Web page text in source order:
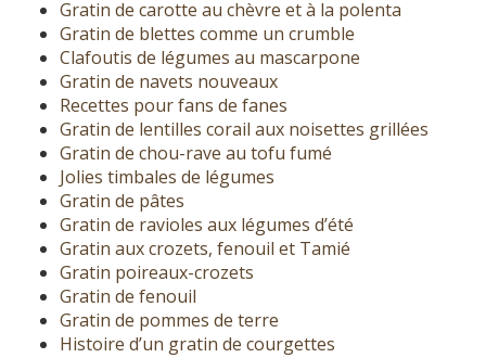
Gratin de carotte au chèvre et à la polenta
Gratin de blettes comme un crumble
Clafoutis de légumes au mascarpone
Gratin de navets nouveaux
Recettes pour fans de fanes
Gratin de lentilles corail aux noisettes grillées
Gratin de chou-rave au tofu fumé
Jolies timbales de légumes
Gratin de pâtes
Gratin de ravioles aux légumes d’été
Gratin aux crozets, fenouil et Tamié
Gratin poireaux-crozets
Gratin de fenouil
Gratin de pommes de terre
Histoire d’un gratin de courgettes